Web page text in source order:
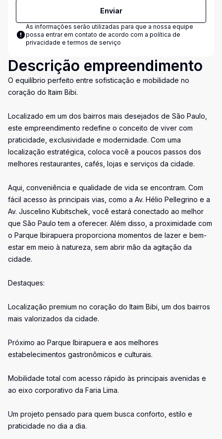
Enviar
As informações serão utilizadas para que a nossa equipe
possa entrar em contato de acordo com a política de
privacidade e termos de serviço
Descrição empreendimento
O equilíbrio perfeito entre sofisticação e mobilidade no
coração do Itaim Bibi.
Localizado em um dos bairros mais desejados de São Paulo,
este empreendimento redefine o conceito de viver com
praticidade, exclusividade e modernidade. Com uma
localização estratégica, coloca você a poucos passos dos
melhores restaurantes, cafés, lojas e serviços da cidade.
Aqui, conveniência e qualidade de vida se encontram. Com
fácil acesso às principais vias, como a Av. Hélio Pellegrino e a
Av. Juscelino Kubitschek, você estará conectado ao melhor
que São Paulo tem a oferecer. Além disso, a proximidade com
o Parque Ibirapuera proporciona momentos de lazer e bem-
estar em meio à natureza, sem abrir mão da agitação da
cidade.
Destaques:
Localização premium no coração do Itaim Bibi, um dos bairros
mais valorizados da cidade.
Próximo ao Parque Ibirapuera e aos melhores
estabelecimentos gastronômicos e culturais.
Mobilidade total com acesso rápido às principais avenidas e
ao eixo corporativo da Faria Lima.
Um projeto pensado para quem busca conforto, estilo e
praticidade no dia a dia.